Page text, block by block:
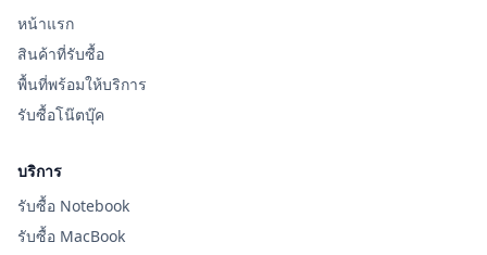
หน้าแรก
สินค้าที่รับซื้อ
พื้นที่พร้อมให้บริการ
รับซื้อโน๊ตบุ๊ค
บริการ
รับซื้อ Notebook
รับซื้อ MacBook